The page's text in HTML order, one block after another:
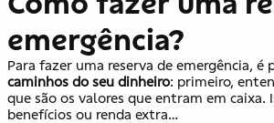
emergência?
Para fazer uma reserva de emergência, é
caminhos do seu dinheiro: primeiro,
que são os valores que entram em caixa.
benefícios ou renda extra…